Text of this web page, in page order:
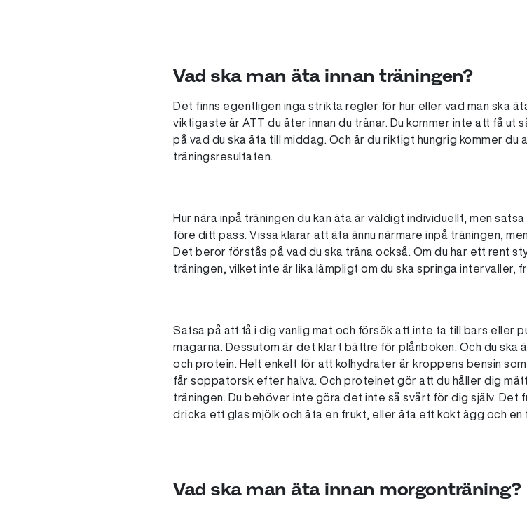
Vad ska man äta innan träningen?
Det finns egentligen inga strikta regler för hur eller vad man ska
viktigaste är ATT du äter innan du tränar. Du kommer inte att få ut
på vad du ska äta till middag. Och är du riktigt hungrig kommer
träningsresultaten.
Hur nära inpå träningen du kan äta är väldigt individuellt, men
före ditt pass. Vissa klarar att äta ännu närmare inpå träningen,
Det beror förstås på vad du ska träna också. Om du har ett rent
träningen, vilket inte är lika lämpligt om du ska springa intervaller,
Satsa på att få i dig vanlig mat och försök att inte ta till bars eller
magarna. Dessutom är det klart bättre för plånboken. Och du ska
och protein. Helt enkelt för att kolhydrater är kroppens bensin
får soppatorsk efter halva. Och proteinet gör att du håller dig
träningen. Du behöver inte göra det inte så svårt för dig själv. Det
dricka ett glas mjölk och äta en frukt, eller äta ett kokt ägg och en
Vad ska man äta innan morgonträning?